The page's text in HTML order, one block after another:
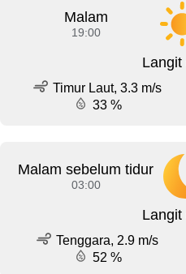
Malam
19:00
Langit
Timur Laut, 3.3 m/s
33 %
Malam sebelum tidur
03:00
Langit
Tenggara, 2.9 m/s
52 %